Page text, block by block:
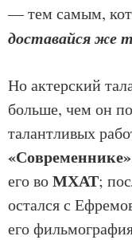
— тем самым,
доставайся же
Но актерский
больше, чем он
талантливых
«Современнике»
его воМХАТ;
остался с
его